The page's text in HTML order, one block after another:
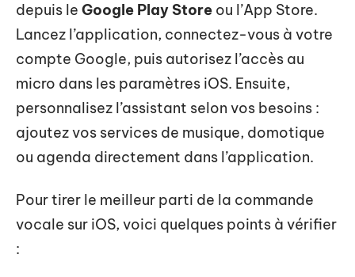
depuis le Google Play Store ou l’App Store.
Lancez l’application, connectez-vous à votre
compte Google, puis autorisez l’accès au
micro dans les paramètres iOS. Ensuite,
personnalisez l’assistant selon vos besoins :
ajoutez vos services de musique, domotique
ou agenda directement dans l’application.
Pour tirer le meilleur parti de la commande
vocale sur iOS, voici quelques points à vérifier
: